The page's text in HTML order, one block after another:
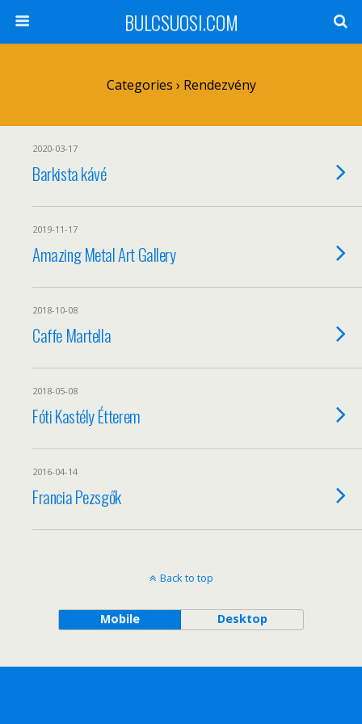
BULCSUOSI.COM
Categories › Rendezvény
2020-03-17
Barkista kávé
2019-11-17
Amazing Metal Art Gallery
2018-10-08
Caffe Martella
2018-05-08
Fóti Kastély Étterem
2016-04-14
Francia Pezsgők
Back to top
Mobile Desktop